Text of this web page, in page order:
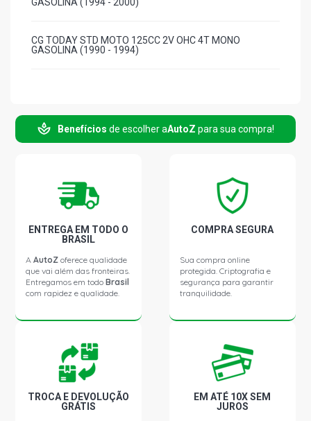
CG TODAY STD MOTO 125CC 2V OHC 4T MONO
GASOLINA (1990 - 1994)
Benefícios de escolher aAutoZ para sua compra!
ENTREGA EM TODO O
BRASIL
AAutoZ oferece qualidade
que vai além das fronteiras.
Entregamos em todoBrasil
com rapidez e qualidade.
COMPRA SEGURA
Sua compra online
protegida. Criptografia e
segurança para garantir
tranquilidade.
TROCA E DEVOLUÇÃO
GRÁTIS
EM ATÉ 10X SEM
JUROS